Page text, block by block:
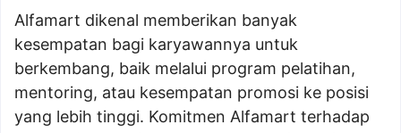
Alfamart dikenal memberikan banyak
kesempatan bagi karyawannya untuk
berkembang, baik melalui program pelatihan,
mentoring, atau kesempatan promosi ke posisi
yang lebih tinggi. Komitmen Alfamart terhadap